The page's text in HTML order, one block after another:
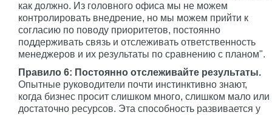
как должно. Из головного офиса мы не можем
контролировать внедрение, но мы можем прийти к
согласию по поводу приоритетов, постоянно
поддерживать связь и отслеживать ответственность
менеджеров и их результаты по сравнению с планом".
Правило 6: Постоянно отслеживайте результаты.
Опытные руководители почти инстинктивно знают,
когда бизнес просит слишком много, слишком мало или
достаточно ресурсов. Эта способность развивается у